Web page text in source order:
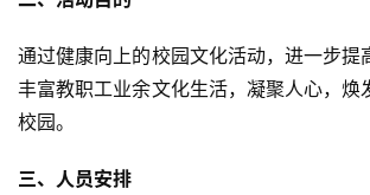
通过健康向上的校园文化活动，进一步提
丰富教职工业余文化生活，凝聚人心，焕
校园。
三、人员安排